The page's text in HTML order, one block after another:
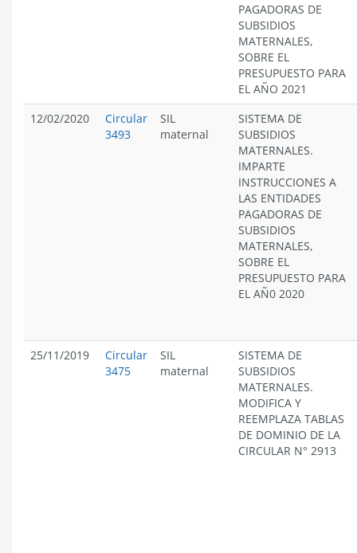
PAGADORAS DE
SUBSIDIOS
MATERNALES,
SOBRE EL
PRESUPUESTO PARA
EL AÑO 2021
12/02/2020
Circular
3493
SIL
maternal
SISTEMA DE
SUBSIDIOS
MATERNALES.
IMPARTE
INSTRUCCIONES A
LAS ENTIDADES
PAGADORAS DE
SUBSIDIOS
MATERNALES,
SOBRE EL
PRESUPUESTO PARA
EL AÑ0 2020
25/11/2019
Circular
3475
SIL
maternal
SISTEMA DE
SUBSIDIOS
MATERNALES.
MODIFICA Y
REEMPLAZA TABLAS
DE DOMINIO DE LA
CIRCULAR N° 2913